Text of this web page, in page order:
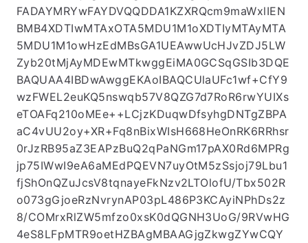
FADAYMRYwFAYDVQQDDA1KZXRQcm9maWxlIEN
BMB4XDTIwMTAxOTA5MDU1M1oXDTIyMTAyMTA
5MDU1M1owHzEdMBsGA1UEAwwUcHJvZDJ5LW
Zyb20tMjAyMDEwMTkwggEiMA0GCSqGSIb3DQE
BAQUAA4IBDwAwggEKAoIBAQCUlaUFc1wf+CfY9
wzFWEL2euKQ5nswqb57V8QZG7d7RoR6rwYUIXs
eTOAFq210oMEe++LCjzKDuqwDfsyhgDNTgZBPA
aC4vUU2oy+XR+Fq8nBixWIsH668HeOnRK6RRhsr
0rJzRB95aZ3EAPzBuQ2qPaNGm17pAX0Rd6MPRg
jp75IWwI9eA6aMEdPQEVN7uyOtM5zSsjoj79Lbu1
fjShOnQZuJcsV8tqnayeFkNzv2LTOlofU/Tbx502R
o073gGjoeRzNvrynAP03pL486P3KCAyiNPhDs2z
8/COMrxRlZW5mfzo0xsK0dQGNH3UoG/9RVwHG
4eS8LFpMTR9oetHZBAgMBAAGjgZkwgZYwCQY